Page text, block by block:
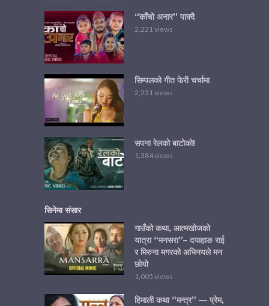
“काँचो अनार” पाक्दै
2,221 views
सिम्पलको गीत फेरी चर्चामा
2,231 views
सपना रेलको बाटोको!
1,384 views
सिनेमा संसार
गाउँको कथा, आत्मखोजको
यात्रा “मनसरा”– दयाहाङ राई
र मिरुना मगरको अभिनयले मन
छोयो
1,005 views
हिमाली कथा “मन्त्र” — प्रेम,